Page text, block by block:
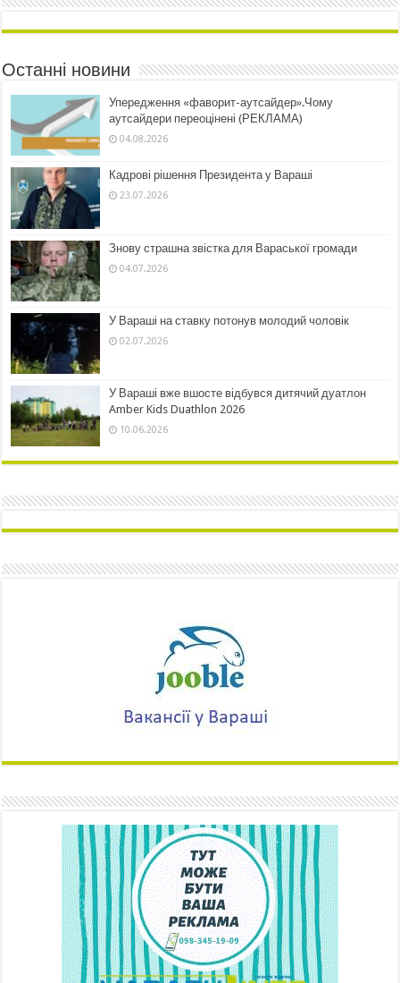
Останні новини
Упередження «фаворит-аутсайдер».Чому
аутсайдери переоцінені (РЕКЛАМА)
04.08.2026
Кадрові рішення Президента у Вараші
23.07.2026
Знову страшна звістка для Вараської громади
04.07.2026
У Вараші на ставку потонув молодий чоловік
02.07.2026
У Вараші вже вшосте відбувся дитячий дуатлон
Amber Kids Duathlon 2026
10.06.2026